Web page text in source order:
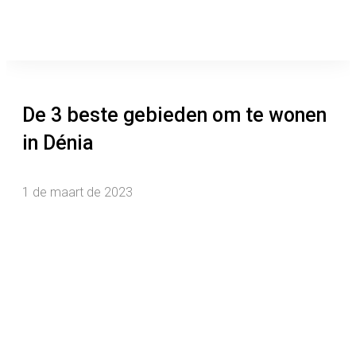
De 3 beste gebieden om te wonen
in Dénia
1 de maart de 2023